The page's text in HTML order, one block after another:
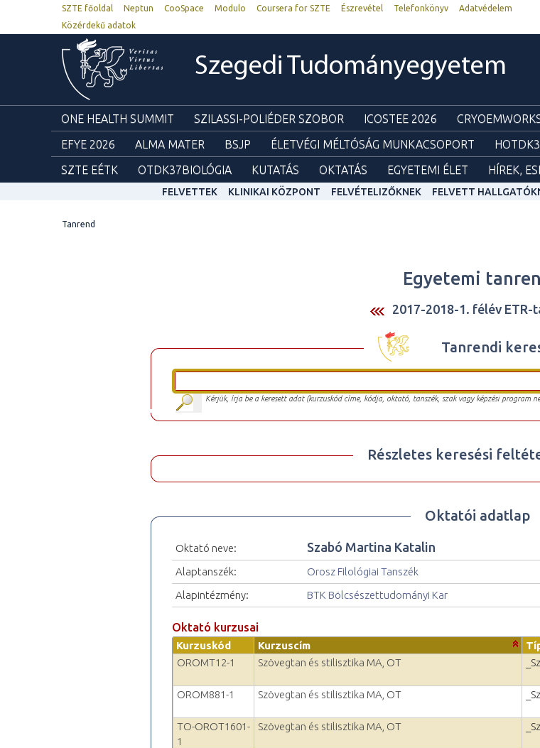
SZTE főoldal Neptun CooSpace Modulo Coursera for SZTE Észrevétel Telefonkönyv
Adatvédelem
Közérdekű adatok
Szegedi Tudományegyetem
ONE HEALTH SUMMIT SZILASSI-POLIÉDER SZOBOR ICOSTEE 2026
EFYE 2026
ALMA MATER BSJP ÉLETVÉGI MÉLTÓSÁG MUNKACSOPORT
SZTE EÉTK
OTDK37BIOLÓGIA KUTATÁS OKTATÁS EGYETEMI ÉLET HÍREK,
FELVETTEK KLINIKAI KÖZPONT FELVÉTELIZŐKNEK FELVETT
Tanrend
Egyetemi
2017-2018-1. félév ETR-
Tanrendi
Kérjük, írja be a keresett adat (kurzuskód címe, kódja, oktató, tanszék, szak vagy képzési program
Részletes keresési
Oktatói adatlap
Oktató neve: Szabó Martina Katalin
Alaptanszék:
Orosz Filológiai Tanszék
Alapintézmény:
BTK Bölcsészettudományi Kar
Oktató kurzusai
Kurzuskód Kurzuscím
OROMT12-1
Szövegtan és stilisztika MA, OT
OROM881-1
Szövegtan és stilisztika MA, OT
TO-OROT1601-
1
Szövegtan és stilisztika MA, OT